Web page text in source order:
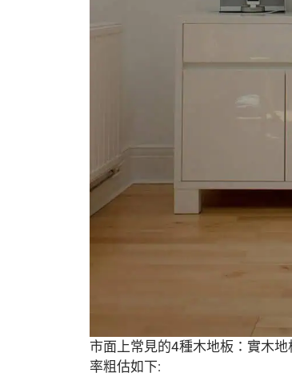
市面上常見的4種木地板：實木
率粗估如下: